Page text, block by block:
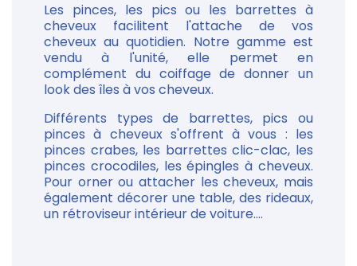
Les pinces, les pics ou les barrettes à
cheveux facilitent l'attache de vos
cheveux au quotidien. Notre gamme est
vendu à l'unité, elle permet en
complément du coiffage de donner un
look des îles à vos cheveux.
Différents types de barrettes, pics ou
pinces à cheveux s'offrent à vous : les
pinces crabes, les barrettes clic-clac, les
pinces crocodiles, les épingles à cheveux.
Pour orner ou attacher les cheveux, mais
également décorer une table, des rideaux,
un rétroviseur intérieur de voiture....